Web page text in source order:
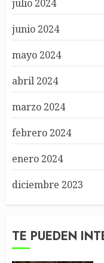
julio 2024
junio 2024
mayo 2024
abril 2024
marzo 2024
febrero 2024
enero 2024
diciembre 2023
TE PUEDEN